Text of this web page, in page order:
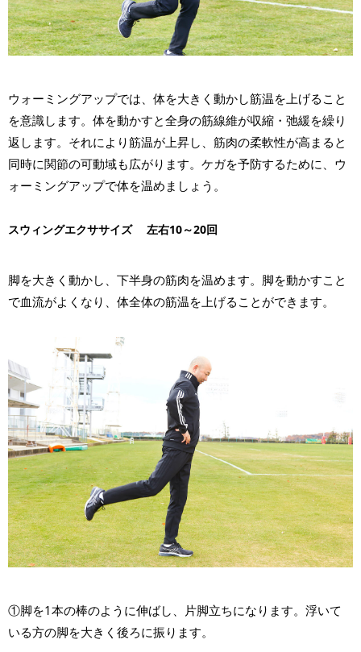
ウォーミングアップでは、体を大きく動かし筋温を上げること
を意識します。体を動かすと全身の筋線維が収縮・弛緩を繰り
返します。それにより筋温が上昇し、筋肉の柔軟性が高まると
同時に関節の可動域も広がります。ケガを予防するために、ウ
ォーミングアップで体を温めましょう。
スウィングエクササイズ 左右10～20回
脚を大きく動かし、下半身の筋肉を温めます。脚を動かすこと
で血流がよくなり、体全体の筋温を上げることができます。
①脚を1本の棒のように伸ばし、片脚立ちになります。浮いて
いる方の脚を大きく後ろに振ります。